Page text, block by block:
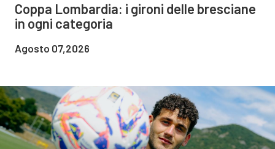
Coppa Lombardia: i gironi delle bresciane
in ogni categoria
Agosto 07,2026